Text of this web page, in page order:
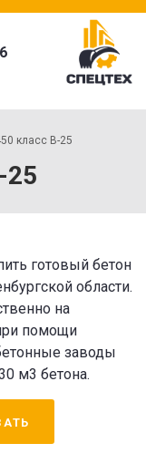
класс В-25
25
готовый бетон
области.
на
помощи
заводы
м3 бетона.